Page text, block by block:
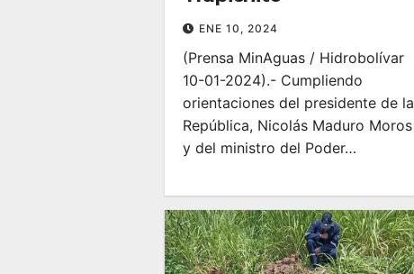
ENE 10, 2024
(Prensa MinAguas / Hidrobolívar
10-01-2024).- Cumpliendo
orientaciones del presidente de la
República, Nicolás Maduro Moros
y del ministro del Poder…